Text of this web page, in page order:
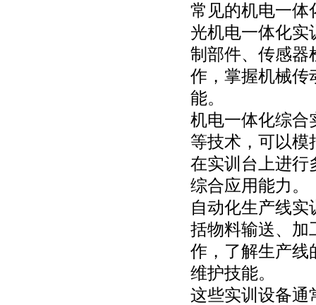
常见的机电一体
光机电一体化实
制部件、传感器
作，掌握机械传
能。
机电一体化综合
等技术，可以模
在实训台上进行
综合应用能力。
自动化生产线
括物料输送、加
作，了解生产线
维护技能。
这些实训设备通